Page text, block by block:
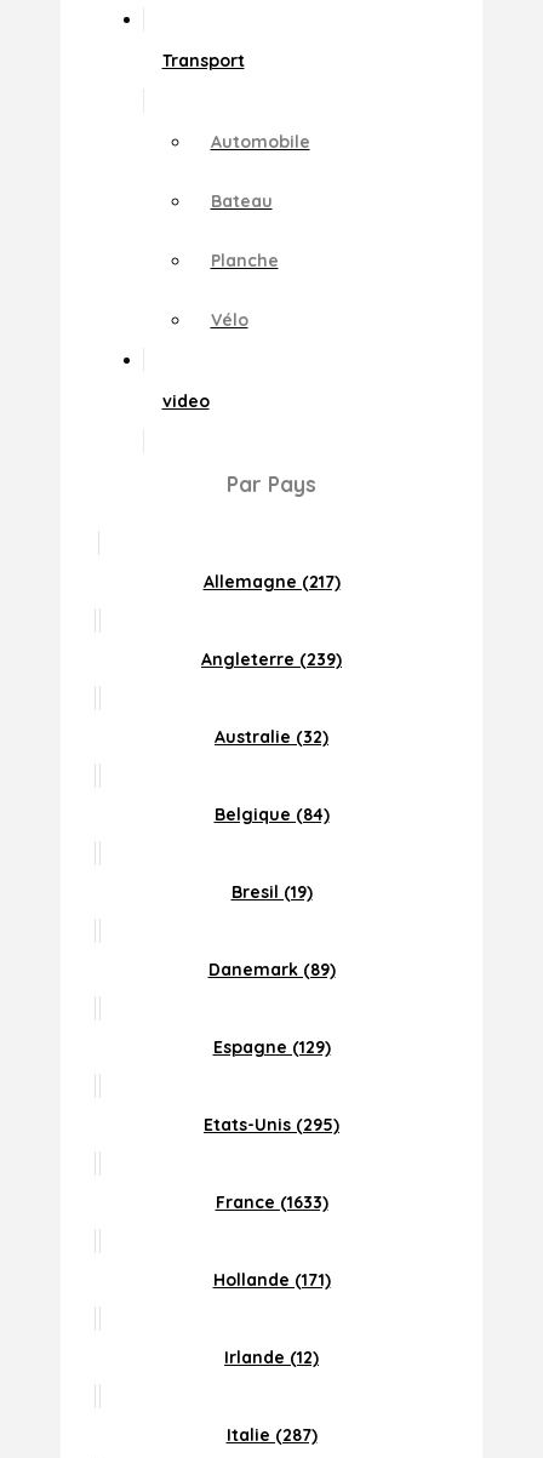
Transport
Automobile
Bateau
Planche
Vélo
video
Par Pays
Allemagne (217)
Angleterre (239)
Australie (32)
Belgique (84)
Bresil (19)
Danemark (89)
Espagne (129)
Etats-Unis (295)
France (1633)
Hollande (171)
Irlande (12)
Italie (287)